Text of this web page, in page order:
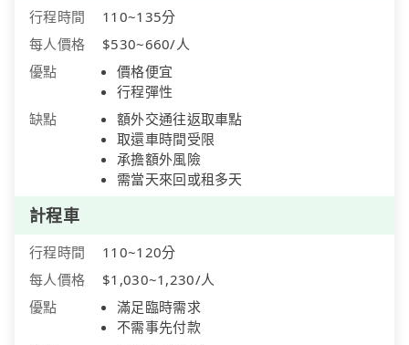
行程時間
110~135分
每人價格
$530~660/人
優點
價格便宜
行程彈性
缺點
額外交通往返取車點
取還車時間受限
承擔額外風險
需當天來回或租多天
計程車
行程時間
110~120分
每人價格
$1,030~1,230/人
優點
滿足臨時需求
不需事先付款